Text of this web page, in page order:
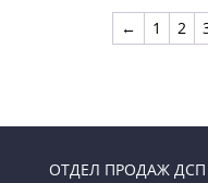
← 1 2
ОТДЕЛ ПРОДАЖ